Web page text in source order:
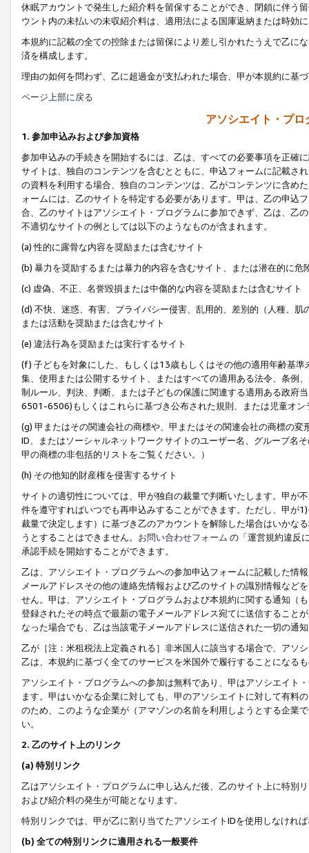
休眠アカウントで発生した紹介料を留保することができ、閉鎖に伴う
ウント内の未払いの未収紹介料は、適用法による国庫返納または時効
本規約に記載の全ての控除または留保により差し引かれたうえで乙に
済を構成します。
理由の如何を問わず、乙に超過金が支払われた場合、甲が本規約に基
ページ上部に戻る
アソシエイト・プ
1. 参加申込みおよび参加資格
参加申込みの手続きを開始するには、乙は、すべての必要事項を正確
サイトは、独自のコンテンツを含むとともに、申込フォームに記載さ
の資料を利用する場合、独自のコンテンツは、乙がコンテンツに含め
ォームには、乙のサイトを特定する必要があります。甲は、乙の申込
合、乙のサイトはアソシエイト・プログラムに参加できず、乙は、乙
不適切なサイトの例としては以下のようなものが含まれます。
(a) 性的に露骨な内容を奨励または含むサイト
(b) 暴力を奨励するまたは暴力的内容を含むサイト、または潜在的に
(c) 虚偽、不正、名誉毀損または中傷的な内容を奨励または含むサイト
(d) 不快、迷惑、有害、プライバシー侵害、乱用的、差別的（人種、
または活動を奨励または含むサイト
(e) 違法行為を奨励または実行するサイト
(f) 子どもを対象にした、もしくは13歳もしくはその他の適用年齢基
集、使用または公開するサイト、またはすべての適用ある法令、条例
制ルール、判決、判断、または子どもの保護に関連する適用ある政府
6501-6506)もしくはこれらに基づき公布された規則、または児童オン
(g) 甲またはその関連会社の商標や、甲またはその関連会社の商標の
ID、またはソーシャルネットワークサイトのユーザー名、グループ名
甲の商標の非包括的リストをご覧ください。）
(h) その他知的財産権を侵害するサイト
サイトの適切性については、甲が独自の裁量で判断いたします。甲が
件を遵守すればいつでも再申込みすることができます。ただし、甲が
裁量で決定します）に基づき乙のアカウントを解除した場合はいかな
うとすることはできません。 お問い合わせフォーム の「運営規約違反
承認手続を開始することができます。
乙は、アソシエイト・プログラムへの参加申込フォームに記載した情
メールアドレスその他の連絡先情報および乙のサイトの識別情報など
せん。甲は、アソシエイト・プログラムおよび本規約に関する通知（
登録されたその時点で最新の電子メールアドレス宛てに送信すること
なった場合でも、乙は当該電子メールアドレスに送信された一切の通
乙が［注：米租税法上定義される］非米国人に該当する場合で、アソ
乙は、本規約に基づく全てのサービスを米国外で履行することになる
アソシエイト・プログラムへの参加は無料であり、甲はアソシエイト
ます。甲はいかなる企業に対しても、甲のアソシエイトに対して有料
のため、このような企業が（アマゾンの名前を利用しようとする企業
い。
2. 乙のサイト上のリンク
(a) 特別リンク
乙はアソシエイト・プログラムに申し込んだ後、乙のサイト上に特別
および紹介料の発生が可能となります。
特別リンクでは、甲が乙に割り当てたアソシエイトIDを使用しなけれ
(b) 全ての特別リンクに適用される一般要件